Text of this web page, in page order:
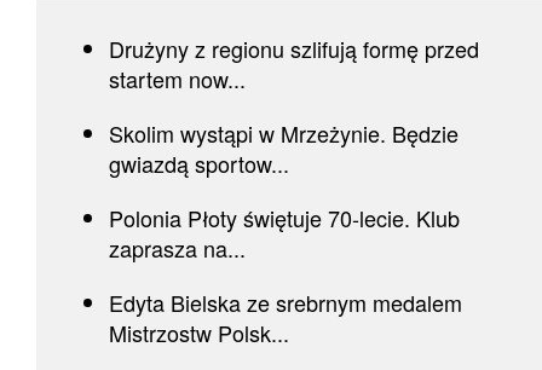
Drużyny z regionu szlifują formę przed
startem now...
Skolim wystąpi w Mrzeżynie. Będzie
gwiazdą sportow...
Polonia Płoty świętuje 70-lecie. Klub
zaprasza na...
Edyta Bielska ze srebrnym medalem
Mistrzostw Polsk...